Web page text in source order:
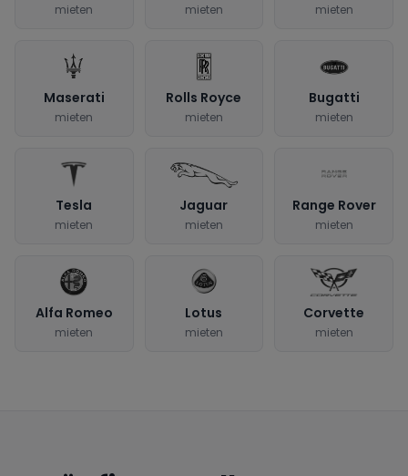
mieten mieten mieten
Maserati
mieten
Rolls Royce
mieten
Bugatti
mieten
Tesla
mieten
Jaguar
mieten
Range Rover
mieten
Alfa Romeo
mieten
Lotus
mieten
Corvette
mieten